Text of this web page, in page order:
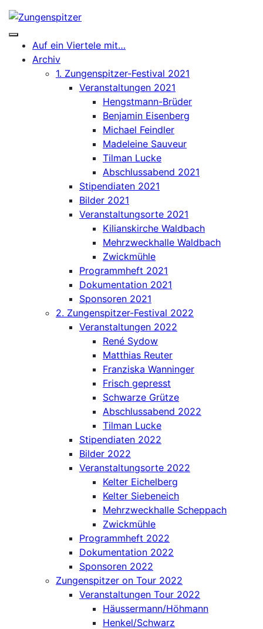
content
Auf ein Viertele mit…
Archiv
1. Zungenspitzer-Festival 2021
Veranstaltungen 2021
Hengstmann-Brüder
Benjamin Eisenberg
Michael Feindler
Madeleine Sauveur
Tilman Lucke
Abschlussabend 2021
Stipendiaten 2021
Bilder 2021
Veranstaltungsorte 2021
Kilianskirche Waldbach
Mehrzweckhalle Waldbach
Zwickmühle
Programmheft 2021
Dokumentation 2021
Sponsoren 2021
2. Zungenspitzer-Festival 2022
Veranstaltungen 2022
René Sydow
Matthias Reuter
Franziska Wanninger
Frisch gepresst
Schwarze Grütze
Abschlussabend 2022
Tilman Lucke
Stipendiaten 2022
Bilder 2022
Veranstaltungsorte 2022
Kelter Eichelberg
Kelter Siebeneich
Mehrzweckhalle Scheppach
Zwickmühle
Programmheft 2022
Dokumentation 2022
Sponsoren 2022
Zungenspitzer on Tour 2022
Veranstaltungen Tour 2022
Häussermann/Höhmann
Henkel/Schwarz